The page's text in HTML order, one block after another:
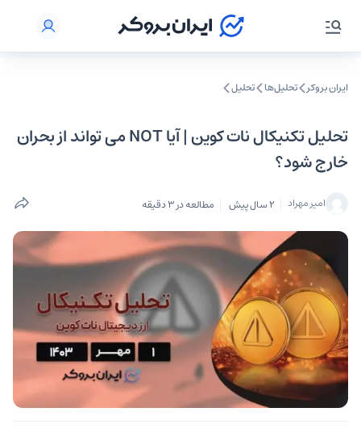
ایران بروکر تحلیل‌ها تحلیل‌
تحلیل تکنیکال نات کوین | آیا NOT می‌ تواند از بحران
خارج شود؟
امیر مهراد 2 سال پیش مطالعه در 3 دقیقه